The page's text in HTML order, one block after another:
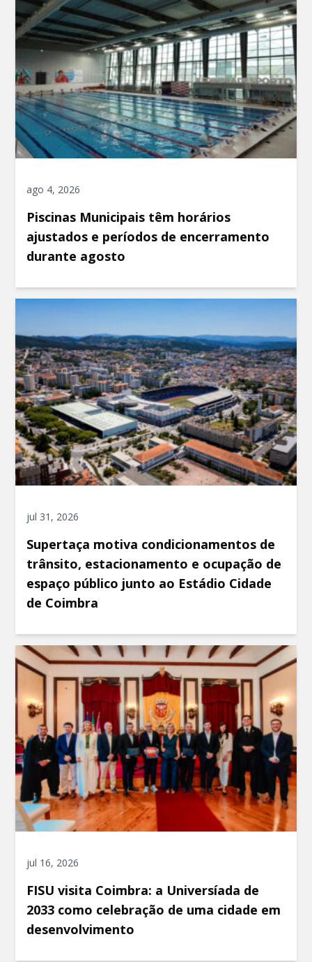
ago 4, 2026
Piscinas Municipais têm horários
ajustados e períodos de encerramento
durante agosto
jul 31, 2026
Supertaça motiva condicionamentos de
trânsito, estacionamento e ocupação de
espaço público junto ao Estádio Cidade
de Coimbra
jul 16, 2026
FISU visita Coimbra: a Universíada de
2033 como celebração de uma cidade em
desenvolvimento